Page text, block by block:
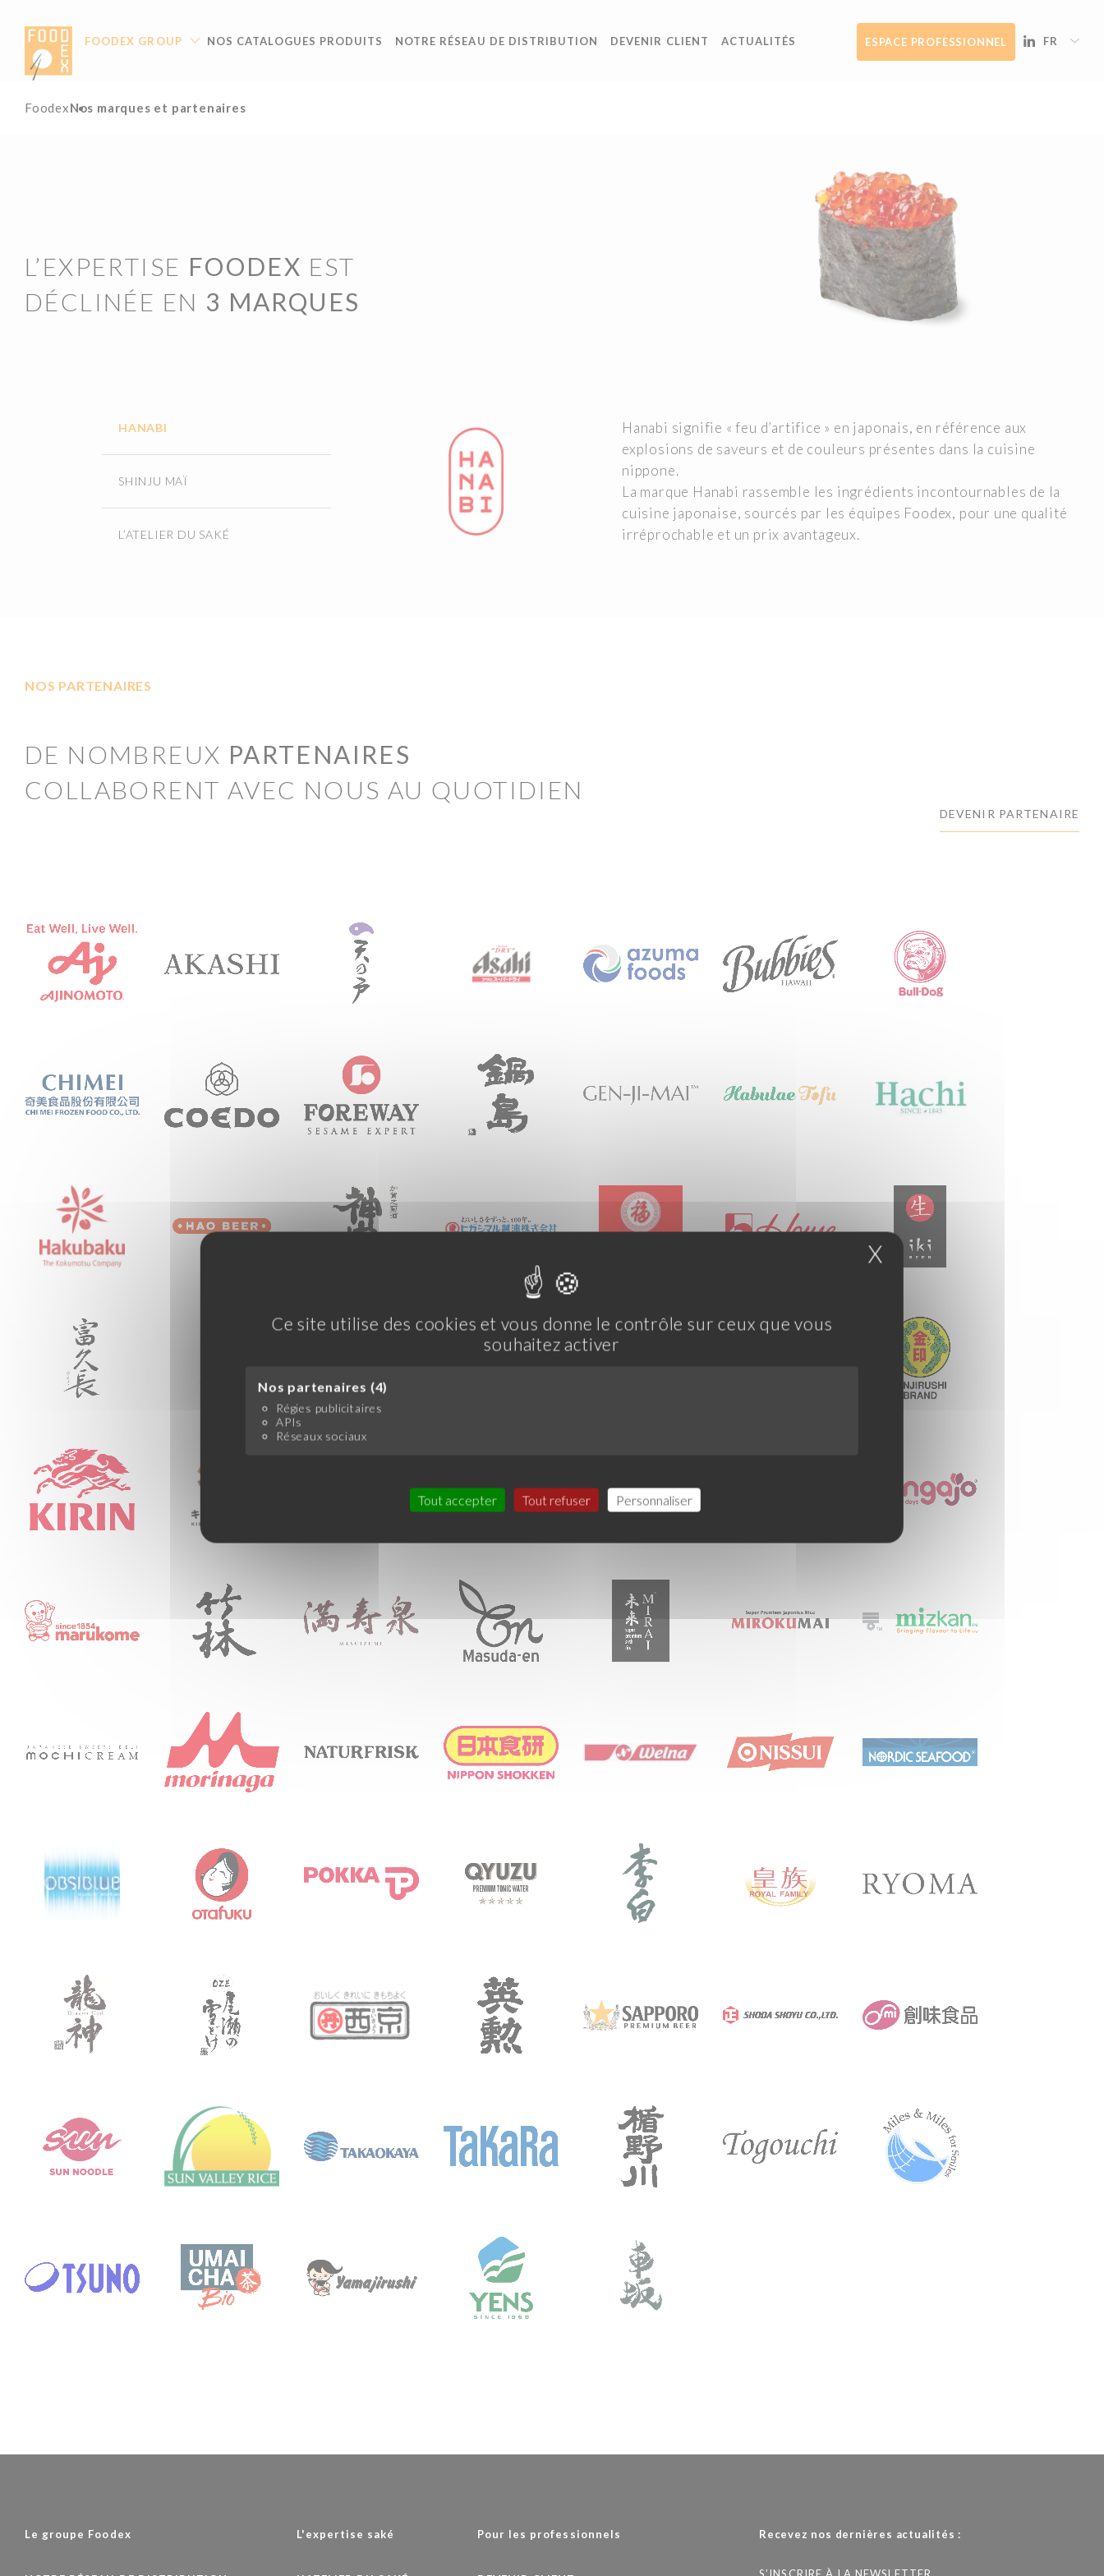
Ce site utilise des cookies et vous donne le contrôle sur ceux que vous
souhaitez activer
Nos partenaires (4)
Régies publicitaires
APIs
Réseaux sociaux
Tout accepter Tout refuser Personnaliser
X Masquer le bandeau
FOODEX GROUP NOS CATALOGUES PRODUITS NOTRE RÉSEAU DE DISTRIBUTION DEVENIR CLIENT ACTUALITÉS ESPACE PROFESSIONNEL FR
FoodexNos marques et partenaires
L’EXPERTISE FOODEX EST
DÉCLINÉE EN 3 MARQUES
HANABI
SHINJU MAÏ
L’ATELIER DU SAKÉ
Hanabi signifie « feu d’artifice » en japonais, en référence aux
explosions de saveurs et de couleurs présentes dans la cuisine
nippone.
La marque Hanabi rassemble les ingrédients incontournables de la
cuisine japonaise, sourcés par les équipes Foodex, pour une qualité
irréprochable et un prix avantageux.
NOS PARTENAIRES
DE NOMBREUX PARTENAIRES
COLLABORENT AVEC NOUS AU QUOTIDIEN
DEVENIR PARTENAIRE
Le groupe Foodex L'expertise saké Pour les professionnels Recevez nos dernières actualités :